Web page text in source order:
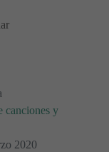
canciones y
2020